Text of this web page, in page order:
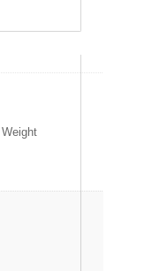
Weight